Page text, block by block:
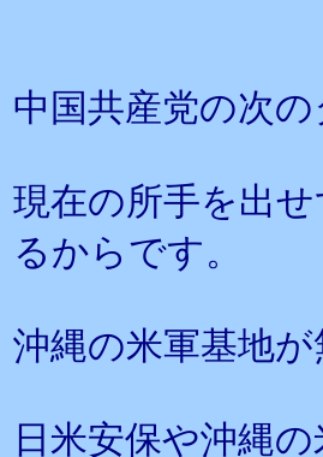
中国共産党の次
現在の所手を出
るからです。
沖縄の米軍基地
日米安保や沖縄